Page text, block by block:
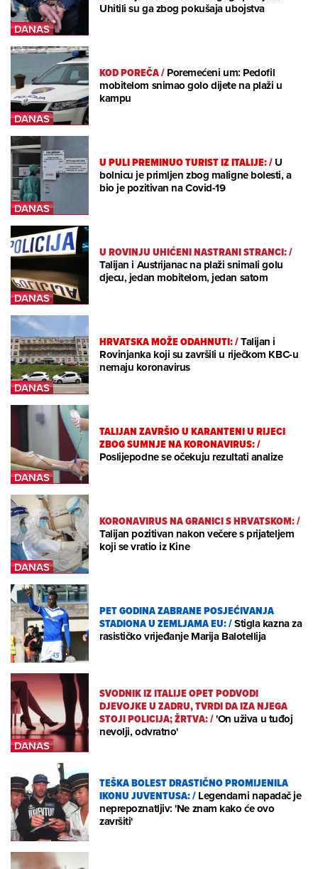
Uhitili su ga zbog pokušaja ubojstva
KOD POREČA/Poremećeni um: Pedofil
mobitelom snimao golo dijete na plaži u
kampu
U PULI PREMINUO TURIST IZ ITALIJE:/U
bolnicu je primljen zbog maligne bolesti, a
bio je pozitivan na Covid-19
U ROVINJU UHIĆENI NASTRANI STRANCI:/
Talijan i Austrijanac na plaži snimali golu
djecu, jedan mobitelom, jedan satom
HRVATSKA MOŽE ODAHNUTI:/Talijan i
Rovinjanka koji su završili u riječkom KBC-u
nemaju koronavirus
TALIJAN ZAVRŠIO U KARANTENI U RIJECI
ZBOG SUMNJE NA KORONAVIRUS:/
Poslijepodne se očekuju rezultati analize
KORONAVIRUS NA GRANICI S HRVATSKOM:/
Talijan pozitivan nakon večere s prijateljem
koji se vratio iz Kine
PET GODINA ZABRANE POSJEĆIVANJA
STADIONA U ZEMLJAMA EU:/Stigla kazna za
rasističko vrijeđanje Marija Balotellija
SVODNIK IZ ITALIJE OPET PODVODI
DJEVOJKE U ZADRU, TVRDI DA IZA NJEGA
STOJI POLICIJA; ŽRTVA:/'On uživa u tuđoj
nevolji, odvratno'
TEŠKA BOLEST DRASTIČNO PROMIJENILA
IKONU JUVENTUSA:/Legendarni napadač je
neprepoznatljiv: 'Ne znam kako će ovo
završiti'